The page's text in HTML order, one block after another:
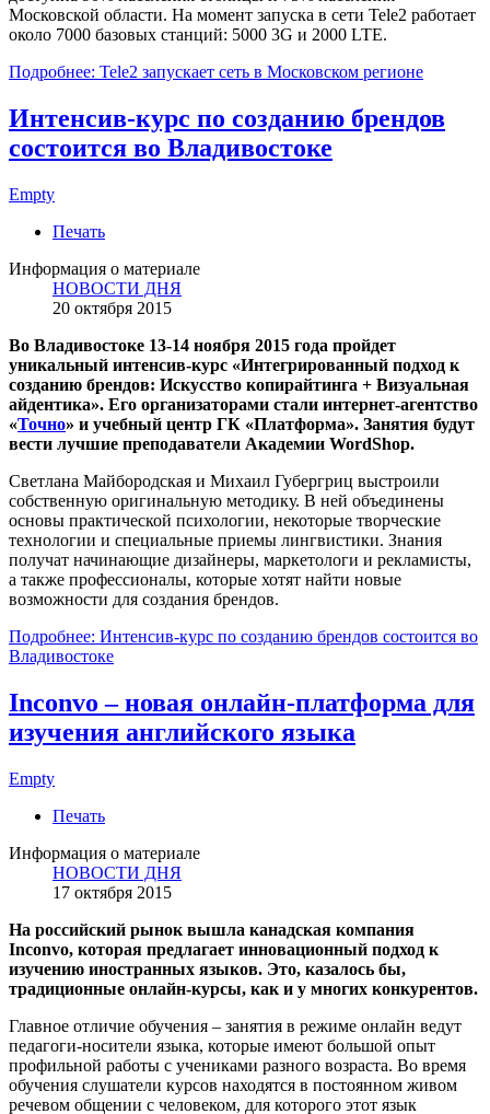
Московской области. На момент запуска в сети Tele2 работает
около 7000 базовых станций: 5000 3G и 2000 LTE.
Подробнее: Tele2 запускает сеть в Московском регионе
Интенсив-курс по созданию брендов
состоится во Владивостоке
Empty
Печать
Информация о материале
НОВОСТИ ДНЯ
20 октября 2015
Во Владивостоке 13-14 ноября 2015 года пройдет
уникальный интенсив-курс «Интегрированный подход к
созданию брендов: Искусство копирайтинга + Визуальная
айдентика». Его организаторами стали интернет-агентство
«Точно» и учебный центр ГК «Платформа». Занятия будут
вести лучшие преподаватели Академии WordShop.
Светлана Майбородская и Михаил Губергриц выстроили
собственную оригинальную методику. В ней объединены
основы практической психологии, некоторые творческие
технологии и специальные приемы лингвистики. Знания
получат начинающие дизайнеры, маркетологи и рекламисты,
а также профессионалы, которые хотят найти новые
возможности для создания брендов.
Подробнее: Интенсив-курс по созданию брендов состоится во
Владивостоке
Inconvo – новая онлайн-платформа для
изучения английского языка
Empty
Печать
Информация о материале
НОВОСТИ ДНЯ
17 октября 2015
На российский рынок вышла канадская компания
Inconvo, которая предлагает инновационный подход к
изучению иностранных языков. Это, казалось бы,
традиционные онлайн-курсы, как и у многих конкурентов.
Главное отличие обучения – занятия в режиме онлайн ведут
педагоги-носители языка, которые имеют большой опыт
профильной работы с учениками разного возраста. Во время
обучения слушатели курсов находятся в постоянном живом
речевом общении с человеком, для которого этот язык